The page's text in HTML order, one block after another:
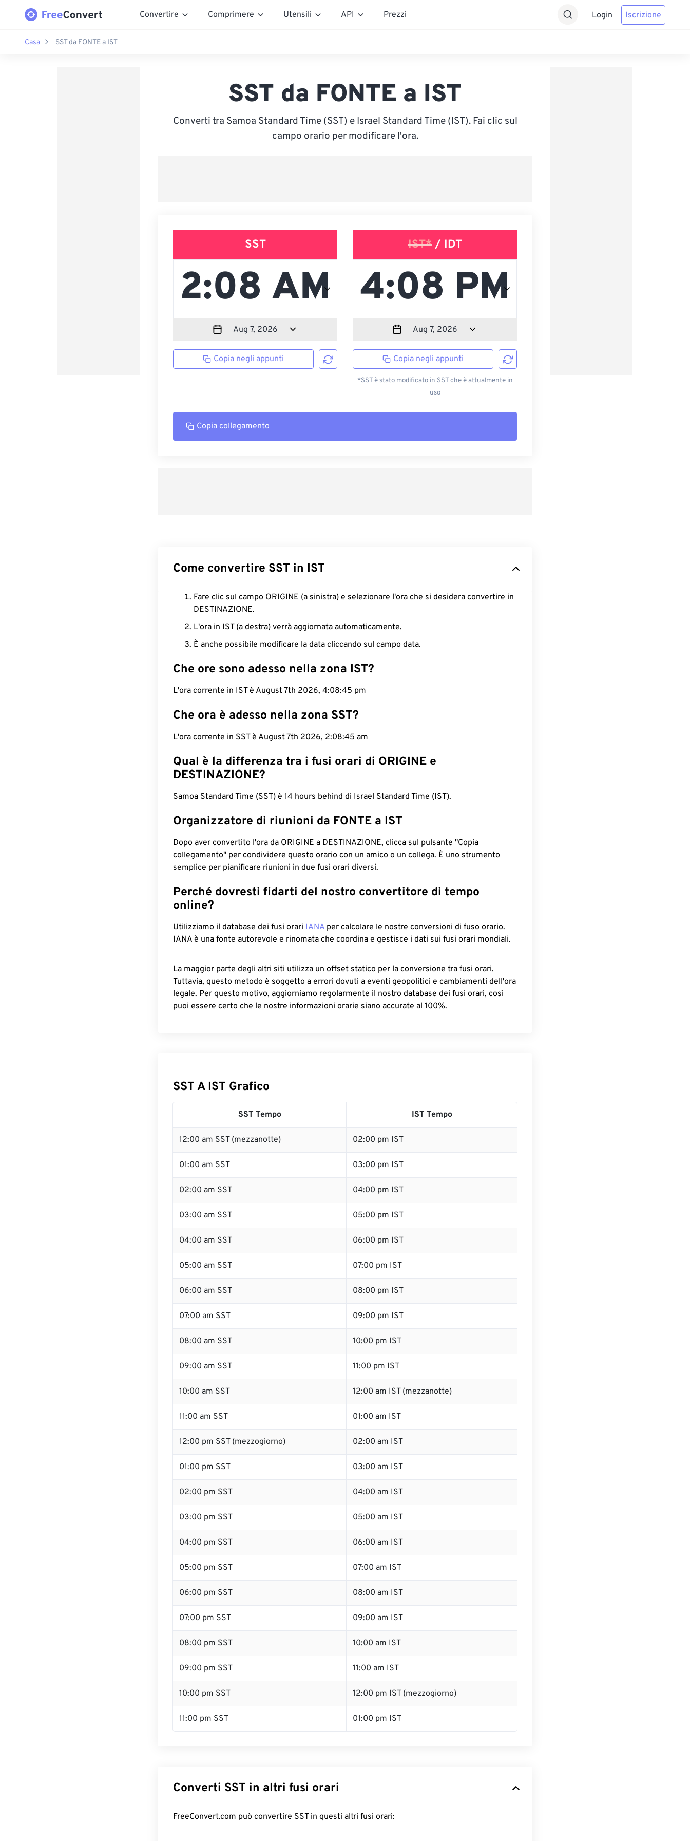
Convertire Comprimere Utensili API Prezzi Login Iscrizione
Casa SST da FONTE a IST
SST da FONTE a IST
Converti tra Samoa Standard Time (SST) e Israel Standard Time (IST). Fai clic sul
campo orario per modificare l'ora.
SST
Copia negli appunti
IST*/ IDT
Copia negli appunti
*SST è stato modificato in SST che è attualmente in
uso
Copia collegamento
Come convertire SST in IST
Fare clic sul campo ORIGINE (a sinistra) e selezionare l'ora che si desidera convertire in
DESTINAZIONE.
L'ora in IST (a destra) verrà aggiornata automaticamente.
È anche possibile modificare la data cliccando sul campo data.
Che ore sono adesso nella zona IST?
L'ora corrente in IST è August 7th 2026, 4:08:46 pm
Che ora è adesso nella zona SST?
L'ora corrente in SST è August 7th 2026, 2:08:46 am
Qual è la differenza tra i fusi orari di ORIGINE e
DESTINAZIONE?
Samoa Standard Time (SST) è 14 hours behind di Israel Standard Time (IST).
Organizzatore di riunioni da FONTE a IST
Dopo aver convertito l'ora da ORIGINE a DESTINAZIONE, clicca sul pulsante "Copia
collegamento" per condividere questo orario con un amico o un collega. È uno strumento
semplice per pianificare riunioni in due fusi orari diversi.
Perché dovresti fidarti del nostro convertitore di tempo
online?
Utilizziamo il database dei fusi orari IANA per calcolare le nostre conversioni di fuso orario.
IANA è una fonte autorevole e rinomata che coordina e gestisce i dati sui fusi orari mondiali.
La maggior parte degli altri siti utilizza un offset statico per la conversione tra fusi orari.
Tuttavia, questo metodo è soggetto a errori dovuti a eventi geopolitici e cambiamenti dell'ora
legale. Per questo motivo, aggiorniamo regolarmente il nostro database dei fusi orari, così
puoi essere certo che le nostre informazioni orarie siano accurate al 100%.
SST A IST Grafico
SST Tempo IST Tempo
12:00 am SST (mezzanotte) 02:00 pm IST
01:00 am SST 03:00 pm IST
02:00 am SST 04:00 pm IST
03:00 am SST 05:00 pm IST
04:00 am SST 06:00 pm IST
05:00 am SST 07:00 pm IST
06:00 am SST 08:00 pm IST
07:00 am SST 09:00 pm IST
08:00 am SST 10:00 pm IST
09:00 am SST 11:00 pm IST
10:00 am SST 12:00 am IST (mezzanotte)
11:00 am SST 01:00 am IST
12:00 pm SST (mezzogiorno) 02:00 am IST
01:00 pm SST 03:00 am IST
02:00 pm SST 04:00 am IST
03:00 pm SST 05:00 am IST
04:00 pm SST 06:00 am IST
05:00 pm SST 07:00 am IST
06:00 pm SST 08:00 am IST
07:00 pm SST 09:00 am IST
08:00 pm SST 10:00 am IST
09:00 pm SST 11:00 am IST
10:00 pm SST 12:00 pm IST (mezzogiorno)
11:00 pm SST 01:00 pm IST
Converti SST in altri fusi orari
FreeConvert.com può convertire SST in questi altri fusi orari: